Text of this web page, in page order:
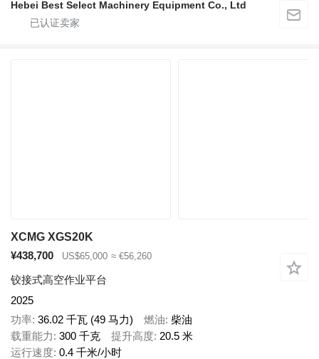
Hebei Best Select Machinery Equipment Co., Ltd
XCMG XGS20K
¥438,700
US$65,000 ≈ €56,260
铰接式高空作业平台
2025
功率 36.02 千瓦 (49 马力) 燃油 柴油
载重能力 300 千克 提升高度 20.5 米
运行速度 0.4 千米/小时